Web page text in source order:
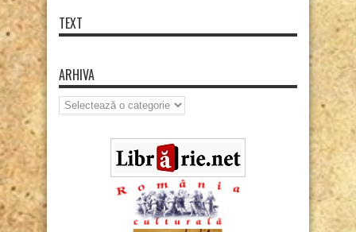
TEXT
ARHIVA
Arhiva